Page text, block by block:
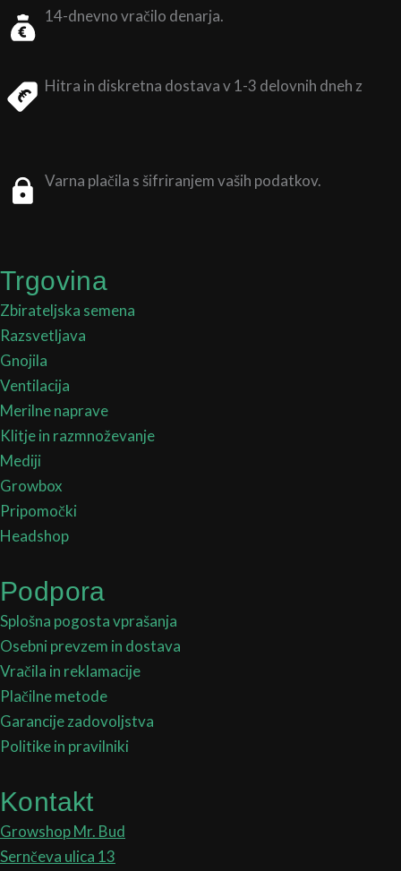
14-dnevno vračilo denarja.
Hitra in diskretna dostava v 1-3 delovnih dneh z
Varna plačila s šifriranjem vaših podatkov.
Trgovina
Zbirateljska semena
Razsvetljava
Gnojila
Ventilacija
Merilne naprave
Klitje in razmnoževanje
Mediji
Growbox
Pripomočki
Headshop
Podpora
Splošna pogosta vprašanja
Osebni prevzem in dostava
Vračila in reklamacije
Plačilne metode
Garancije zadovoljstva
Politike in pravilniki
Kontakt
Growshop Mr. Bud
Sernčeva ulica 13